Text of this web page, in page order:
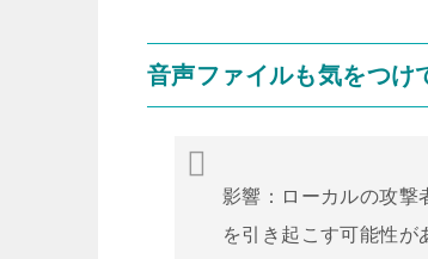
音声ファイルも気をつけ
影響：ローカルの攻撃
を引き起こす可能性が